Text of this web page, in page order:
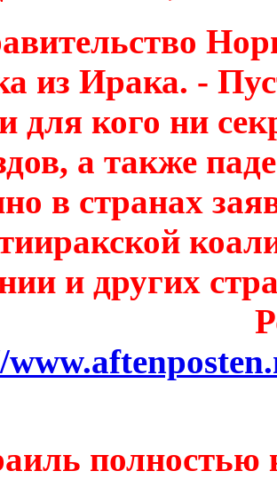
из Ирака. -
для кого ни
а также
в странах
и других
полностью